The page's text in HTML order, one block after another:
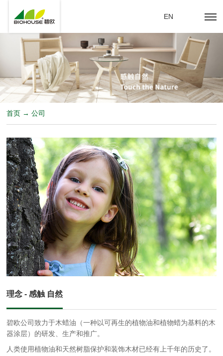
EN
首页 → 公司
理念 - 感触 自然
碧欧公司致力于木蜡油（一种以可再生的植物油和植物蜡为基料的木
器涂层）的研发、生产和推广。
人类使用植物油和天然树脂保护和装饰木材已经有上千年的历史了。